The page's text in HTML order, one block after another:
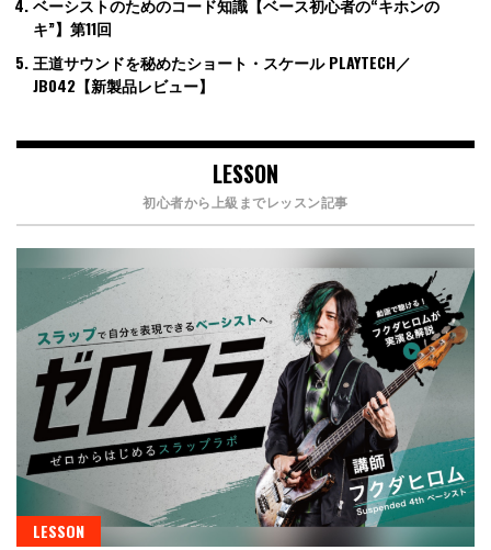
ベーシストのためのコード知識【ベース初心者の“キホンの
キ”】第11回
王道サウンドを秘めたショート・スケール PLAYTECH／
JB042【新製品レビュー】
LESSON
初心者から上級までレッスン記事
LESSON